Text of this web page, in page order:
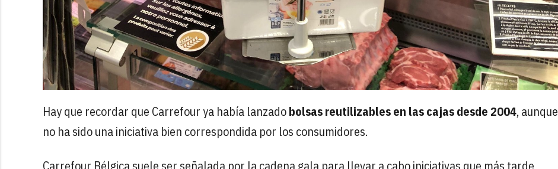
Hay que recordar que Carrefour ya había lanzadobolsas reutilizables en las cajas desde 2004, aunque
no ha sido una iniciativa bien correspondida por los consumidores.
Carrefour Bélgica suele ser señalada por la cadena gala para llevar a cabo iniciativas que más tarde